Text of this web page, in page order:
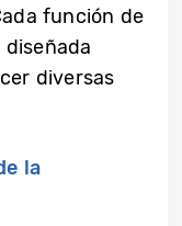
función de
diseñada
diversas
la